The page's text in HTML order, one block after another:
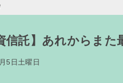
信託】あれからま
5日土曜日